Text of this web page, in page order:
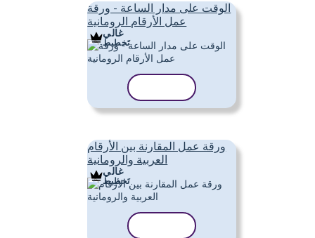
الوقت على مدار الساعة - ورقة
عمل الأرقام الرومانية
غالي
تَخطِيط
ورقة عمل المقارنة بين الأرقام
العربية والرومانية
غالي
تَخطِيط